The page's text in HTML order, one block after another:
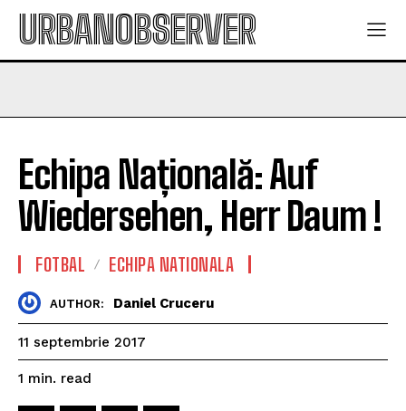
URBANOBSERVER
Echipa Națională: Auf
Wiedersehen, Herr Daum !
FOTBAL ECHIPA NATIONALA
AUTHOR: Daniel Cruceru
11 septembrie 2017
1 min. read